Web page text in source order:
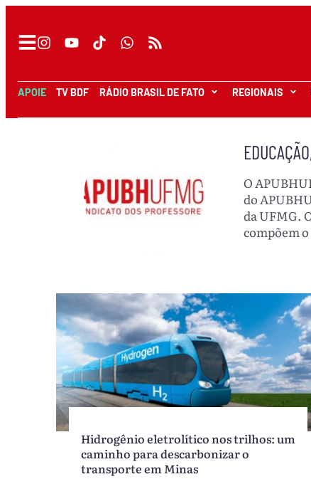
APOIE TV BDF RÁDIO BRASIL DE FATO REGIONAIS
O
do
da UFMG.
compõem
Hidrogênio eletrolítico nos trilhos: um
caminho para descarbonizar o
transporte em Minas